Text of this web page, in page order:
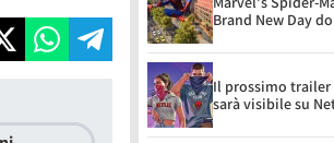
Brand New Day
Il prossimo trailer
sarà visibile su